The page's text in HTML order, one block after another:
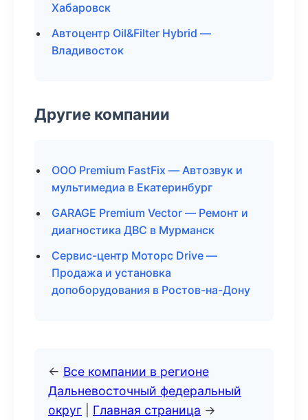
Хабаровск
Автоцентр Oil&Filter Hybrid —
Владивосток
Другие компании
ООО Premium FastFix — Автозвук и
мультимедиа в Екатеринбург
GARAGE Premium Vector — Ремонт и
диагностика ДВС в Мурманск
Сервис-центр Моторс Drive —
Продажа и установка
допоборудования в Ростов-на-Дону
← Все компании в регионе
Дальневосточный федеральный
округ
Главная страница →